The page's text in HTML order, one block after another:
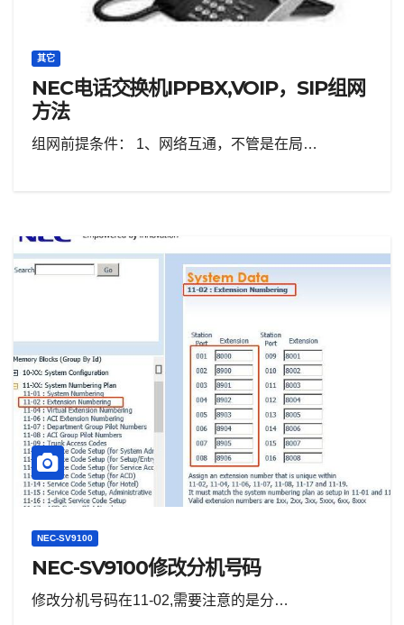
其它
NEC电话交换机IPPBX,VOIP，SIP组网
方法
组网前提条件： 1、网络互通，不管是在局…
NEC-SV9100
NEC-SV9100修改分机号码
修改分机号码在11-02,需要注意的是分…